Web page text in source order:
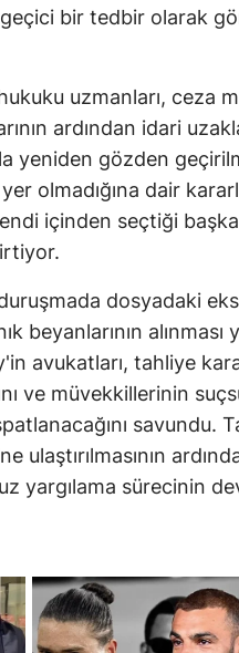
geçici bir tedbir olarak
uzmanları, ceza
ardından idari
yeniden gözden
olmadığına dair
içinden seçtiği
dosyadaki
beyanlarının alınması
avukatları, tahliye
ve müvekkillerinin
savundu.
ulaştırılmasının
yargılama sürecinin